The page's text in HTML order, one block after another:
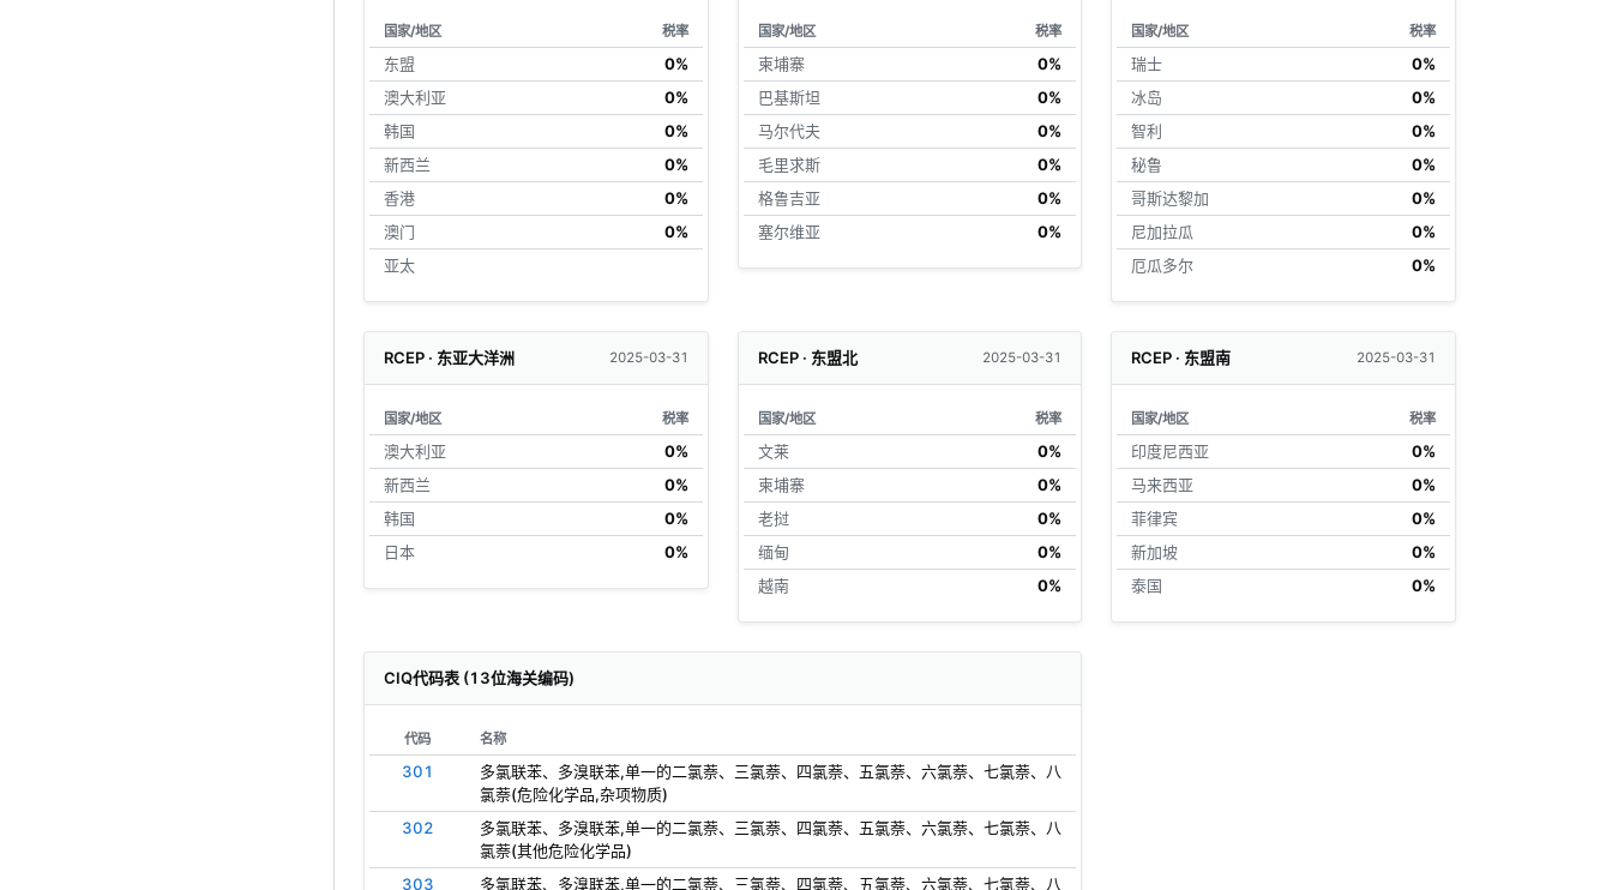
国家/地区 税率
东盟
0%
澳大利亚
0%
韩国
0%
新西兰
0%
香港
0%
澳门
0%
亚太
国家/地区 税率
柬埔寨
0%
巴基斯坦
0%
马尔代夫
0%
毛里求斯
0%
格鲁吉亚
0%
塞尔维亚
0%
国家/地区 税率
瑞士
0%
冰岛
0%
智利
0%
秘鲁
0%
哥斯达黎加
0%
尼加拉瓜
0%
厄瓜多尔
0%
RCEP · 东亚大洋洲 2025-03-31
国家/地区 税率
澳大利亚
0%
新西兰
0%
韩国
0%
日本
0%
RCEP · 东盟北 2025-03-31
国家/地区 税率
文莱
0%
柬埔寨
0%
老挝
0%
缅甸
0%
越南
0%
RCEP · 东盟南 2025-03-31
国家/地区 税率
印度尼西亚
0%
马来西亚
0%
菲律宾
0%
新加坡
0%
泰国
0%
CIQ代码表 (13位海关编码)
代码 名称
301
多氯联苯、多溴联苯,单一的二氯萘、三氯萘、四氯萘、五氯萘、六氯萘、七氯萘、八
氯萘(危险化学品,杂项物质)
302
多氯联苯、多溴联苯,单一的二氯萘、三氯萘、四氯萘、五氯萘、六氯萘、七氯萘、八
氯萘(其他危险化学品)
303
多氯联苯、多溴联苯,单一的二氯萘、三氯萘、四氯萘、五氯萘、六氯萘、七氯萘、八